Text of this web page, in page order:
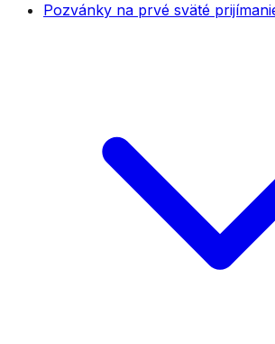
Pozvánky na prvé sväté